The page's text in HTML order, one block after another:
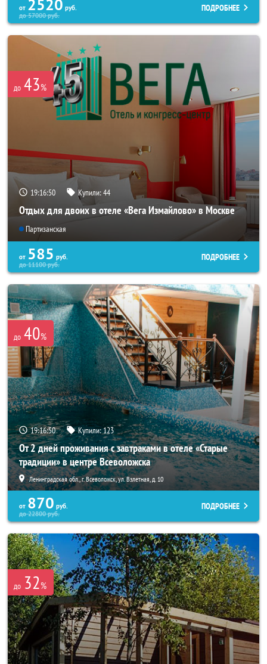
от 2520 руб.
до57000руб.
ПОДРОБНЕЕ
до 43%
19:16:49 Купили:44
Отдых для двоих в отеле «Вега Измайлово» в Москве
Партизанская
от 585 руб.
до11100руб.
ПОДРОБНЕЕ
до 40%
19:16:49 Купили:123
От 2 дней проживания с завтраками в отеле «Старые
традиции» в центре Всеволожска
Ленинградская обл., г. Всеволожск, ул. Взлетная, д. 10
от 870 руб.
до22800руб.
ПОДРОБНЕЕ
до 32%